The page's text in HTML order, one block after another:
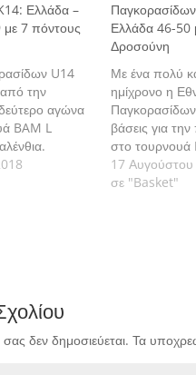
Ελλάδα –
με 7 πόντους
U14
την
αγώνα
BAM L
Ελλάδα 46-50
Δροσούνη
Με ένα πολύ
ημίχρονο η
Παγκορασίδων
βάσεις για
στο
που
επικράτησε
17
σε "Basket"
δεν δημοσιεύεται. Τα